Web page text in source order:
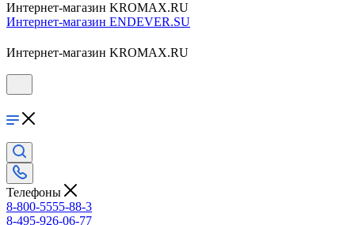
Интернет-магазин KROMAX.RU
Интернет-магазин ENDEVER.SU
Интернет-магазин KROMAX.RU
Телефоны
8-800-5555-88-3
8-495-926-06-77